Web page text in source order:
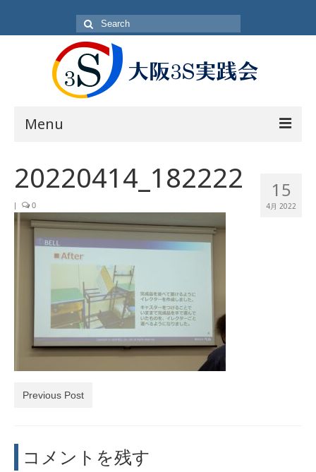
Search
for:
Menu
方針・概要
活動内容
活動日
会員一覧
活動実績
15
4月 2022
20220414_182222
| 0
Previous Post
コメントを残す